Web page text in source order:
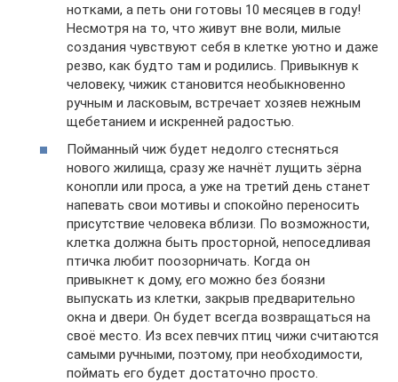
нотками, а петь они готовы 10 месяцев в году!
Несмотря на то, что живут вне воли, милые
создания чувствуют себя в клетке уютно и даже
резво, как будто там и родились. Привыкнув к
человеку, чижик становится необыкновенно
ручным и ласковым, встречает хозяев нежным
щебетанием и искренней радостью.
Пойманный чиж будет недолго стесняться
нового жилища, сразу же начнёт лущить зёрна
конопли или проса, а уже на третий день станет
напевать свои мотивы и спокойно переносить
присутствие человека вблизи. По возможности,
клетка должна быть просторной, непоседливая
птичка любит поозорничать. Когда он
привыкнет к дому, его можно без боязни
выпускать из клетки, закрыв предварительно
окна и двери. Он будет всегда возвращаться на
своё место. Из всех певчих птиц чижи считаются
самыми ручными, поэтому, при необходимости,
поймать его будет достаточно просто.